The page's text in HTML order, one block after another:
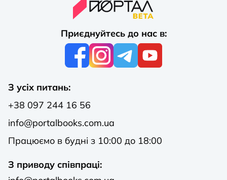
Приєднуйтесь до нас в:
З усіх питань:
+38 097 244 16 56
info@portalbooks.com.ua
Працюємо в будні з 10:00 до 18:00
З приводу співпраці: